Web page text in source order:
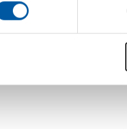
stuk gelast ASTM 316L A-403
stuk gelast ASTM 316L A-403
stuk gelast ASTM 316L A-403